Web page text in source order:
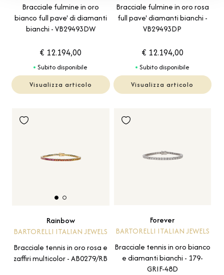
Bracciale fulmine in oro
bianco full pave' di diamanti
bianchi - VB29493DW
€ 12.194,00
Subito disponibile
Visualizza articolo
Bracciale fulmine in oro rosa
full pave' diamanti bianchi -
VB29493DP
€ 12.194,00
Subito disponibile
Visualizza articolo
Rainbow
BARTORELLI ITALIAN JEWELS
Bracciale tennis in oro rosa e
zaffiri multicolor - AB0279/RB
Forever
BARTORELLI ITALIAN JEWELS
Bracciale tennis in oro bianco
e diamanti bianchi - 179-
GRIF-48D